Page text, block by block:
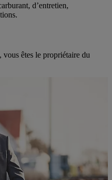
d’entretien,
êtes le propriétaire du